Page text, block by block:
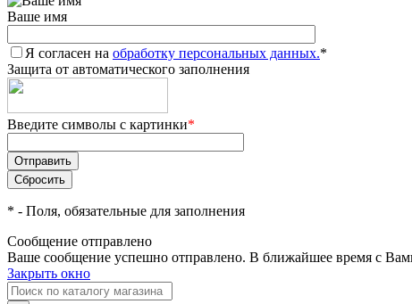
Ваше имя
Я согласен на обработку персональных данных.*
Защита от автоматического заполнения
Введите символы с картинки*
* - Поля, обязательные для заполнения
Сообщение отправлено
Ваше сообщение успешно отправлено. В ближайшее время с
Закрыть окно